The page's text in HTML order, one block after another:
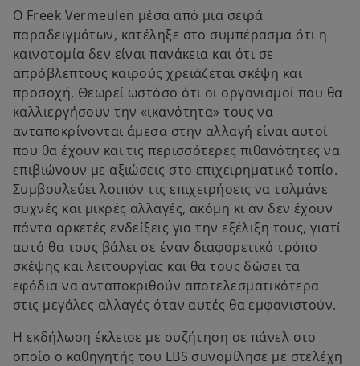
Ο Freek Vermeulen μέσα από μια σειρά
παραδειγμάτων, κατέληξε στο συμπέρασμα ότι η
καινοτομία δεν είναι πανάκεια και ότι σε
απρόβλεπτους καιρούς χρειάζεται σκέψη και
προσοχή, Θεωρεί ωστόσο ότι οι οργανισμοί που θα
καλλιεργήσουν την «ικανότητα» τους να
ανταποκρίνονται άμεσα στην αλλαγή είναι αυτοί
που θα έχουν και τις περισσότερες πιθανότητες να
επιβιώνουν με αξιώσεις στο επιχειρηματικό τοπίο.
Συμβουλεύει λοιπόν τις επιχειρήσεις να τολμάνε
συχνές και μικρές αλλαγές, ακόμη κι αν δεν έχουν
πάντα αρκετές ενδείξεις για την εξέλιξη τους, γιατί
αυτό θα τους βάλει σε έναν διαφορετικό τρόπο
σκέψης και λειτουργίας και θα τους δώσει τα
εφόδια να ανταποκριθούν αποτελεσματικότερα
στις μεγάλες αλλαγές όταν αυτές θα εμφανιστούν.
H εκδήλωση έκλεισε με συζήτηση σε πάνελ στο
οποίο ο καθηγητής του LBS συνομίλησε με στελέχη